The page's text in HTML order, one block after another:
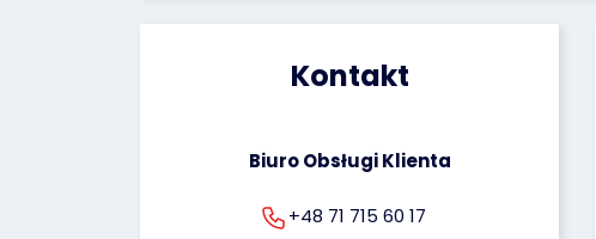
Kontakt
Biuro Obsługi Klienta
+48 71 715 60 17